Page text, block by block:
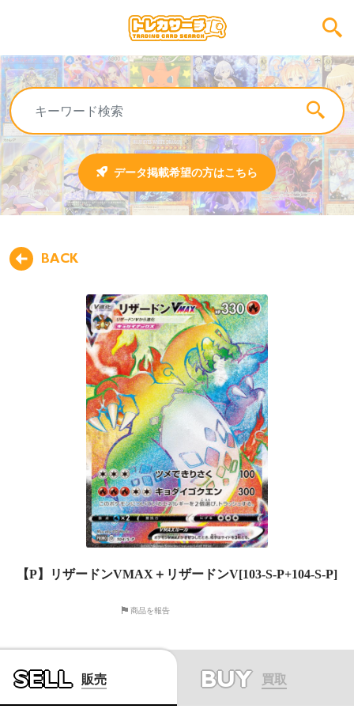
データ掲載希望の方はこちら
BACK
【P】リザードンVMAX＋リザードンV[103-S-P+104-S-P]
商品を報告
SELL 販売 BUY 買取